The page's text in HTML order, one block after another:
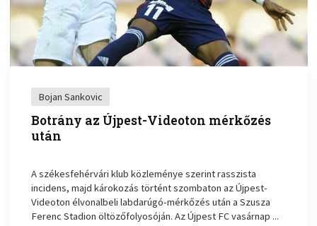
Bojan Sankovic
Botrány az Újpest-Videoton mérkőzés
után
A székesfehérvári klub közleménye szerint rasszista
incidens, majd károkozás történt szombaton az Újpest-
Videoton élvonalbeli labdarúgó-mérkőzés után a Szusza
Ferenc Stadion öltözőfolyosóján. Az Újpest FC vasárnap ...